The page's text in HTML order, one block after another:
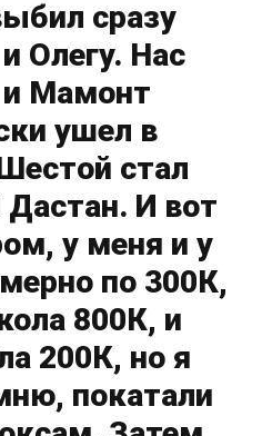
сразу
Олегу. Нас
Мамонт
ушел в
стал
И вот
у меня и у
по 300К,
800К, и
200К, но я
покатали